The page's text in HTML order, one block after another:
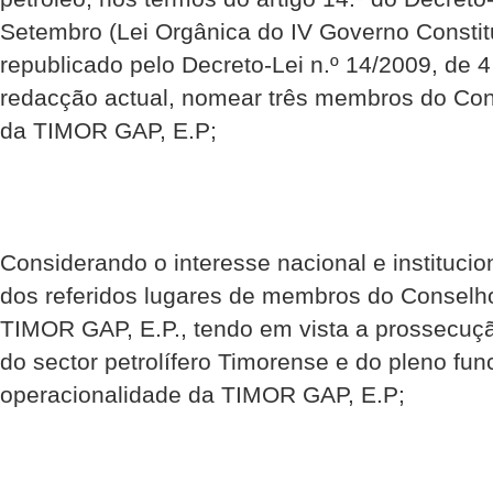
Setembro (Lei Orgânica do IV Governo
republicado pelo Decreto-Lei n.º 14/2009, de
redacção actual, nomear três membros do
da TIMOR GAP, E.P;
Considerando o interesse nacional e
dos referidos lugares de membros do
TIMOR GAP, E.P., tendo em vista a
do sector petrolífero Timorense e do pleno
operacionalidade da TIMOR GAP, E.P;